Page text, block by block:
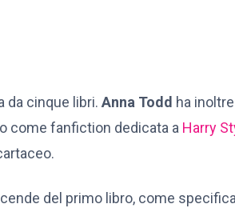
da cinque libri. Anna Todd ha
come fanfiction dedicata a Harry
del primo libro, come